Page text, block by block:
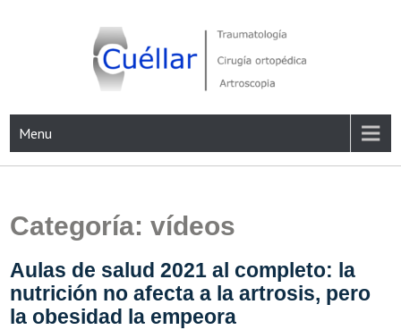
Menu
Categoría:vídeos
Aulas de salud 2021 al completo: la
nutrición no afecta a la artrosis, pero
la obesidad la empeora